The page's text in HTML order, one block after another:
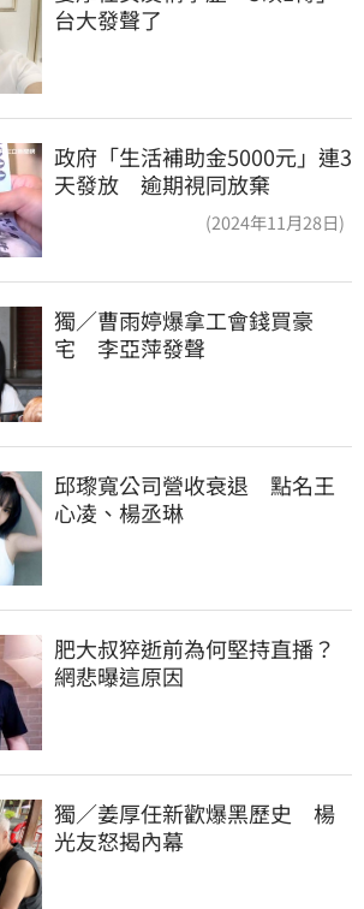
台大發聲了
政府「生活補助金5000元」連3
天發放 逾期視同放棄
(2024年11月28日)
獨／曹雨婷爆拿工會錢買豪
宅　李亞萍發聲
邱瓈寬公司營收衰退　點名王
心凌、楊丞琳
肥大叔猝逝前為何堅持直播？
網悲曝這原因
獨／姜厚任新歡爆黑歷史　楊
光友怒揭內幕